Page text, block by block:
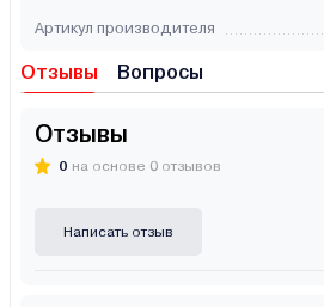
Артикул производителя
Отзывы Вопросы
Отзывы
0 на основе 0 отзывов
Написать отзыв